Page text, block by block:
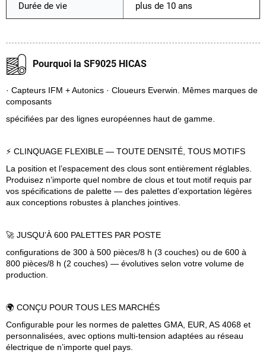
Durée de vie plus de 10 ans
Pourquoi la SF9025 HICAS
· Capteurs IFM + Autonics · Cloueurs Everwin. Mêmes marques de
composants
spécifiées par des lignes européennes haut de gamme.
⚡ CLINQUAGE FLEXIBLE — TOUTE DENSITÉ, TOUS MOTIFS
La position et l’espacement des clous sont entièrement réglables.
Produisez n’importe quel nombre de clous et tout motif requis par
vos spécifications de palette — des palettes d’exportation légères
aux conceptions robustes à planches jointives.
🚀 JUSQU’À 600 PALETTES PAR POSTE
configurations de 300 à 500 pièces/8 h (3 couches) ou de 600 à
800 pièces/8 h (2 couches) — évolutives selon votre volume de
production.
🌍 CONÇU POUR TOUS LES MARCHÉS
Configurable pour les normes de palettes GMA, EUR, AS 4068 et
personnalisées, avec options multi-tension adaptées au réseau
électrique de n’importe quel pays.